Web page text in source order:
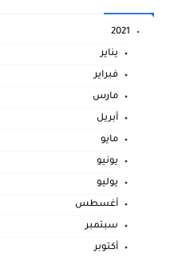
2021
يناير
فبراير
مارس
أبريل
مايو
يونيو
يوليو
أغسطس
سبتمبر
أكتوبر